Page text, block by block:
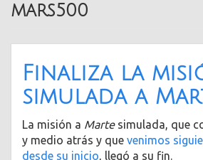
mars500
Finaliza la
simulada a
La misión a Martesimulada, que
y medio atrás y que venimos
desde su inicio, llegó a su fin.